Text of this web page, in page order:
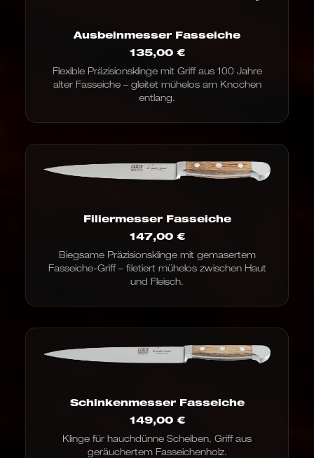
Ausbeinmesser Fasseiche
135,00 €
Flexible Präzisionsklinge mit Griff aus 100 Jahre
alter Fasseiche – gleitet mühelos am Knochen
entlang.
Filiermesser Fasseiche
147,00 €
Biegsame Präzisionsklinge mit gemasertem
Fasseiche-Griff – filetiert mühelos zwischen Haut
und Fleisch.
Schinkenmesser Fasseiche
149,00 €
Klinge für hauchdünne Scheiben, Griff aus
geräuchertem Fasseichenholz.